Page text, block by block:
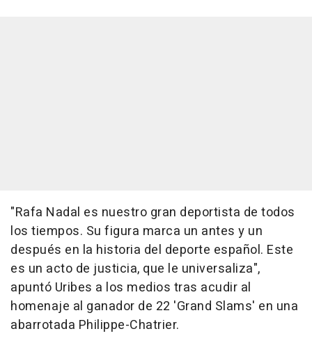
"Rafa Nadal es nuestro gran deportista de todos
los tiempos. Su figura marca un antes y un
después en la historia del deporte español. Este
es un acto de justicia, que le universaliza",
apuntó Uribes a los medios tras acudir al
homenaje al ganador de 22 'Grand Slams' en una
abarrotada Philippe-Chatrier.